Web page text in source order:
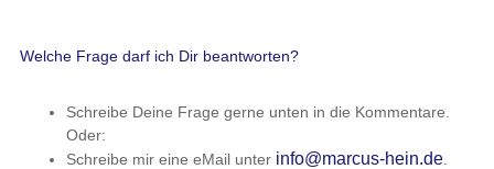
Welche Frage darf ich Dir beantworten?
Schreibe Deine Frage gerne unten in die Kommentare.
Oder:
Schreibe mir eine eMail unter info@marcus-hein.de.